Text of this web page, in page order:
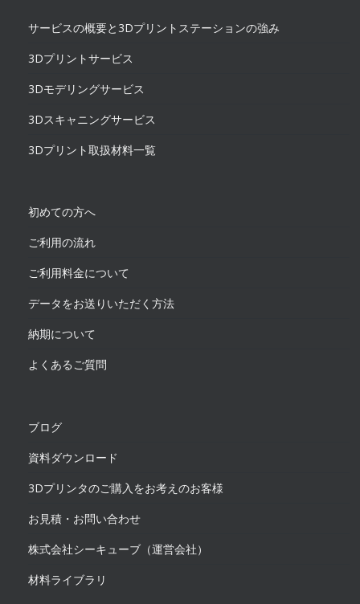
サービスの概要と3Dプリントステーションの強み
3Dプリントサービス
3Dモデリングサービス
3Dスキャニングサービス
3Dプリント取扱材料一覧
初めての方へ
ご利用の流れ
ご利用料金について
データをお送りいただく方法
納期について
よくあるご質問
ブログ
資料ダウンロード
3Dプリンタのご購入をお考えのお客様
お見積・お問い合わせ
株式会社シーキューブ（運営会社）
材料ライブラリ